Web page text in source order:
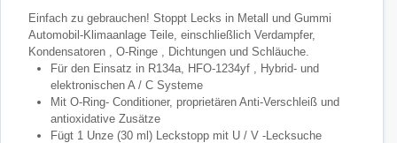
Einfach zu gebrauchen! Stoppt Lecks in Metall und Gummi
Automobil-Klimaanlage Teile, einschließlich Verdampfer,
Kondensatoren , O-Ringe , Dichtungen und Schläuche.
Für den Einsatz in R134a, HFO-1234yf , Hybrid- und
elektronischen A / C Systeme
Mit O-Ring- Conditioner, proprietären Anti-Verschleiß und
antioxidative Zusätze
Fügt 1 Unze (30 ml) Leckstopp mit U / V -Lecksuche